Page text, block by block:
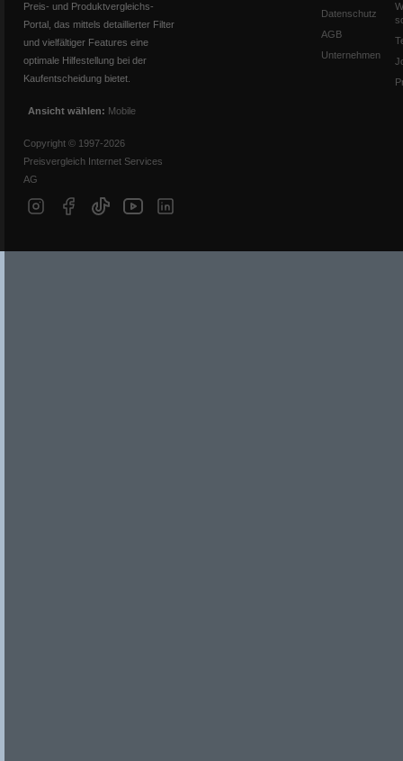
Preis- und Produktvergleichs-
Portal, das mittels detaillierter Filter
und vielfältiger Features eine
optimale Hilfestellung bei der
Kaufentscheidung bietet.
Ansicht wählen: Mobile
Copyright © 1997-2026
Preisvergleich Internet Services
AG
Datenschutz
AGB
Unternehmen